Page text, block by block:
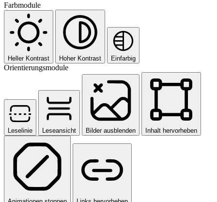
Farbmodule
Heller Kontrast Hoher Kontrast Einfarbig
Orientierungsmodule
Leselinie Leseansicht Bilder ausblenden Inhalt hervorheben